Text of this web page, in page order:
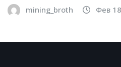
mining_broth Фев